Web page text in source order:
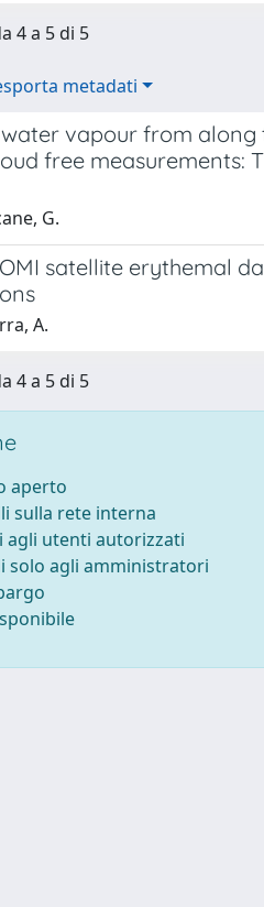
4 a 5 di 5
metadati
vapour from
free measurements:
G.
satellite erythemal
A.
4 a 5 di 5
aperto
sulla rete interna
agli utenti autorizzati
solo agli amministratori